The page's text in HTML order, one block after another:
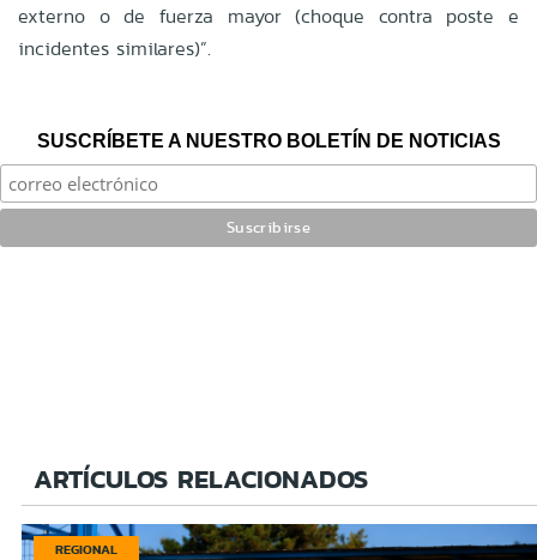
externo o de fuerza mayor (choque contra poste e
incidentes similares)”.
SUSCRÍBETE A NUESTRO BOLETÍN DE NOTICIAS
ARTÍCULOS RELACIONADOS
REGIONAL